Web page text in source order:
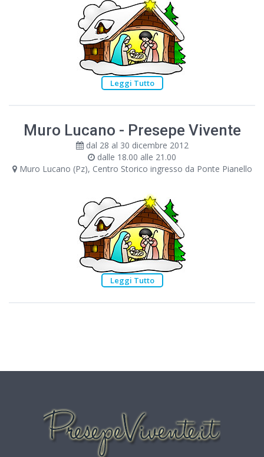
Leggi Tutto
Muro Lucano - Presepe Vivente
dal 28 al 30 dicembre 2012
dalle 18.00 alle 21.00
Muro Lucano (Pz), Centro Storico ingresso da Ponte Pianello
Leggi Tutto